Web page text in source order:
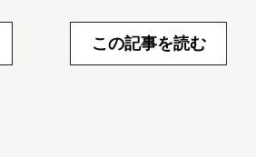
この記事を読む